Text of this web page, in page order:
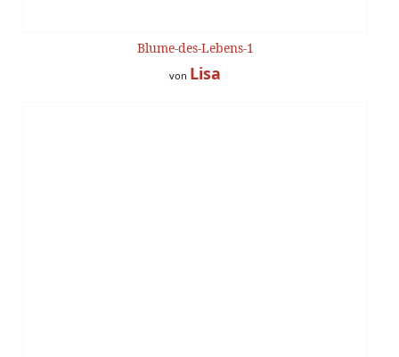
Blume-des-Lebens-1
von Lisa